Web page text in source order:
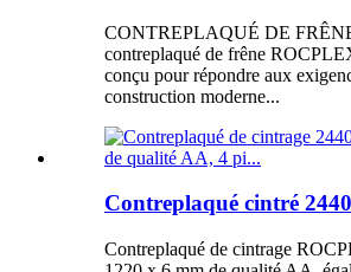
CONTREPLAQUÉ DE
contreplaqué de frêne
conçu pour répondre aux
construction moderne...
Contreplaqué cintré
Contreplaqué de cintrage